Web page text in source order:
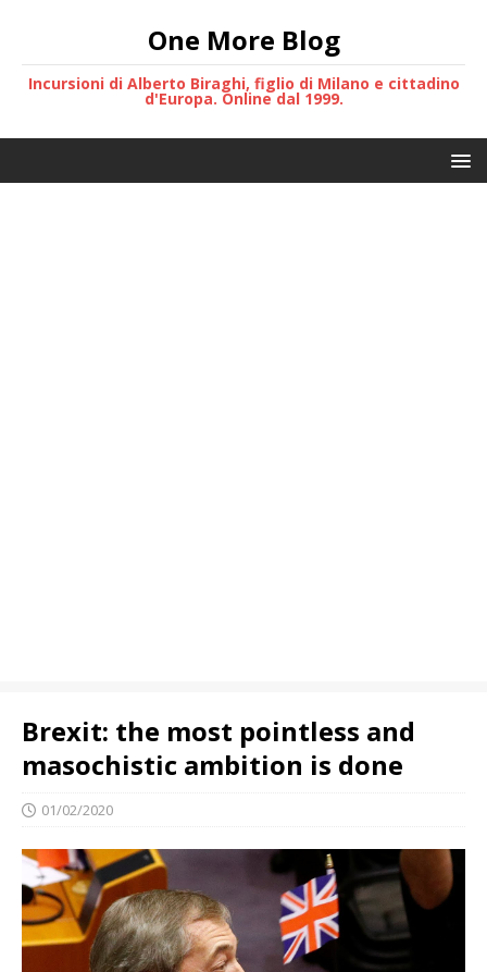
One More Blog
Incursioni di Alberto Biraghi, figlio di Milano e cittadino
d'Europa. Online dal 1999.
Brexit: the most pointless and
masochistic ambition is done
01/02/2020